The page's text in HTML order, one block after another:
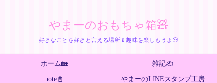
やまーのおもちゃ箱🧸
好きなことを好きと言える場所🍼趣味を楽しもうよ😌
ホーム🏡 雑記✍️
note📓 やまーのLINEスタンプ工房